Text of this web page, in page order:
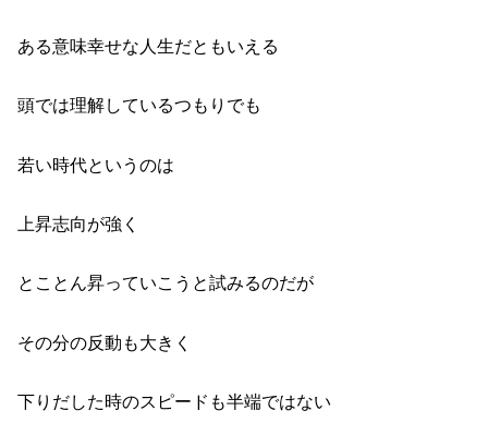
ある意味幸せな人生だともいえる
頭では理解しているつもりでも
若い時代というのは
上昇志向が強く
とことん昇っていこうと試みるのだが
その分の反動も大きく
下りだした時のスピードも半端ではない